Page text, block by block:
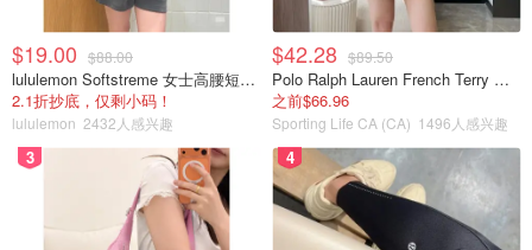
$19.00 $88.00
lululemon Softstreme 女士高腰短裤 10cm
2.1折抄底，仅剩小码！
lululemon 2432人感兴趣
$42.28 $89.50
Polo Ralph Lauren French Terry 女童连帽卫衣 7-16码
之前$66.96
Sporting Life CA (CA) 1496人感兴趣
3 4